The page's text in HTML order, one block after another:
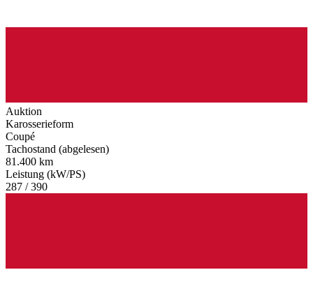
Auktion
Karosserieform
Coupé
Tachostand (abgelesen)
81.400 km
Leistung (kW/PS)
287 / 390